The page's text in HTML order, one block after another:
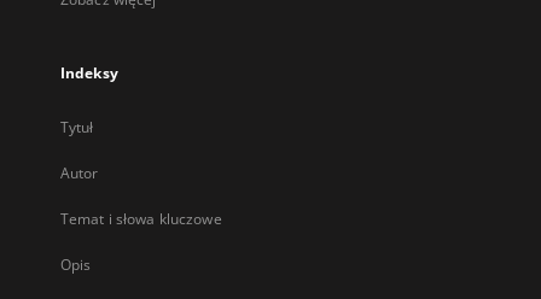
Indeksy
Tytuł
Autor
Temat i słowa kluczowe
Opis